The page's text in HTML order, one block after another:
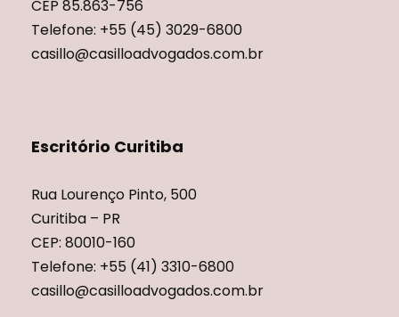
CEP 85.863-756
Telefone: +55 (45) 3029-6800
casillo@casilloadvogados.com.br
Escritório Curitiba
Rua Lourenço Pinto, 500
Curitiba – PR
CEP: 80010-160
Telefone: +55 (41) 3310-6800
casillo@casilloadvogados.com.br